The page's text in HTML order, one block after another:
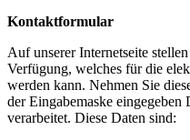
Kontaktformular
Auf unserer Internetseite
Verfügung, welches für die
werden kann. Nehmen Sie
der Eingabemaske eingegeben
verarbeitet. Diese Daten sind: